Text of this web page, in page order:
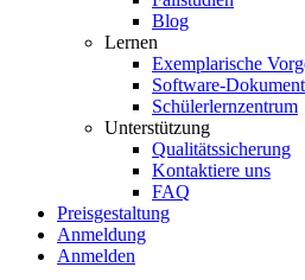
Blog
Lernen
Exemplarische
Software-
Schülerlernzentrum
Unterstützung
Qualitätssicherung
Kontaktiere uns
FAQ
Preisgestaltung
Anmeldung
Anmelden